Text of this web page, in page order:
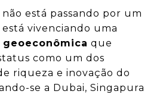
está passando por um
vivenciando uma
que
como um dos
riqueza e inovação do
se a Dubai, Singapura